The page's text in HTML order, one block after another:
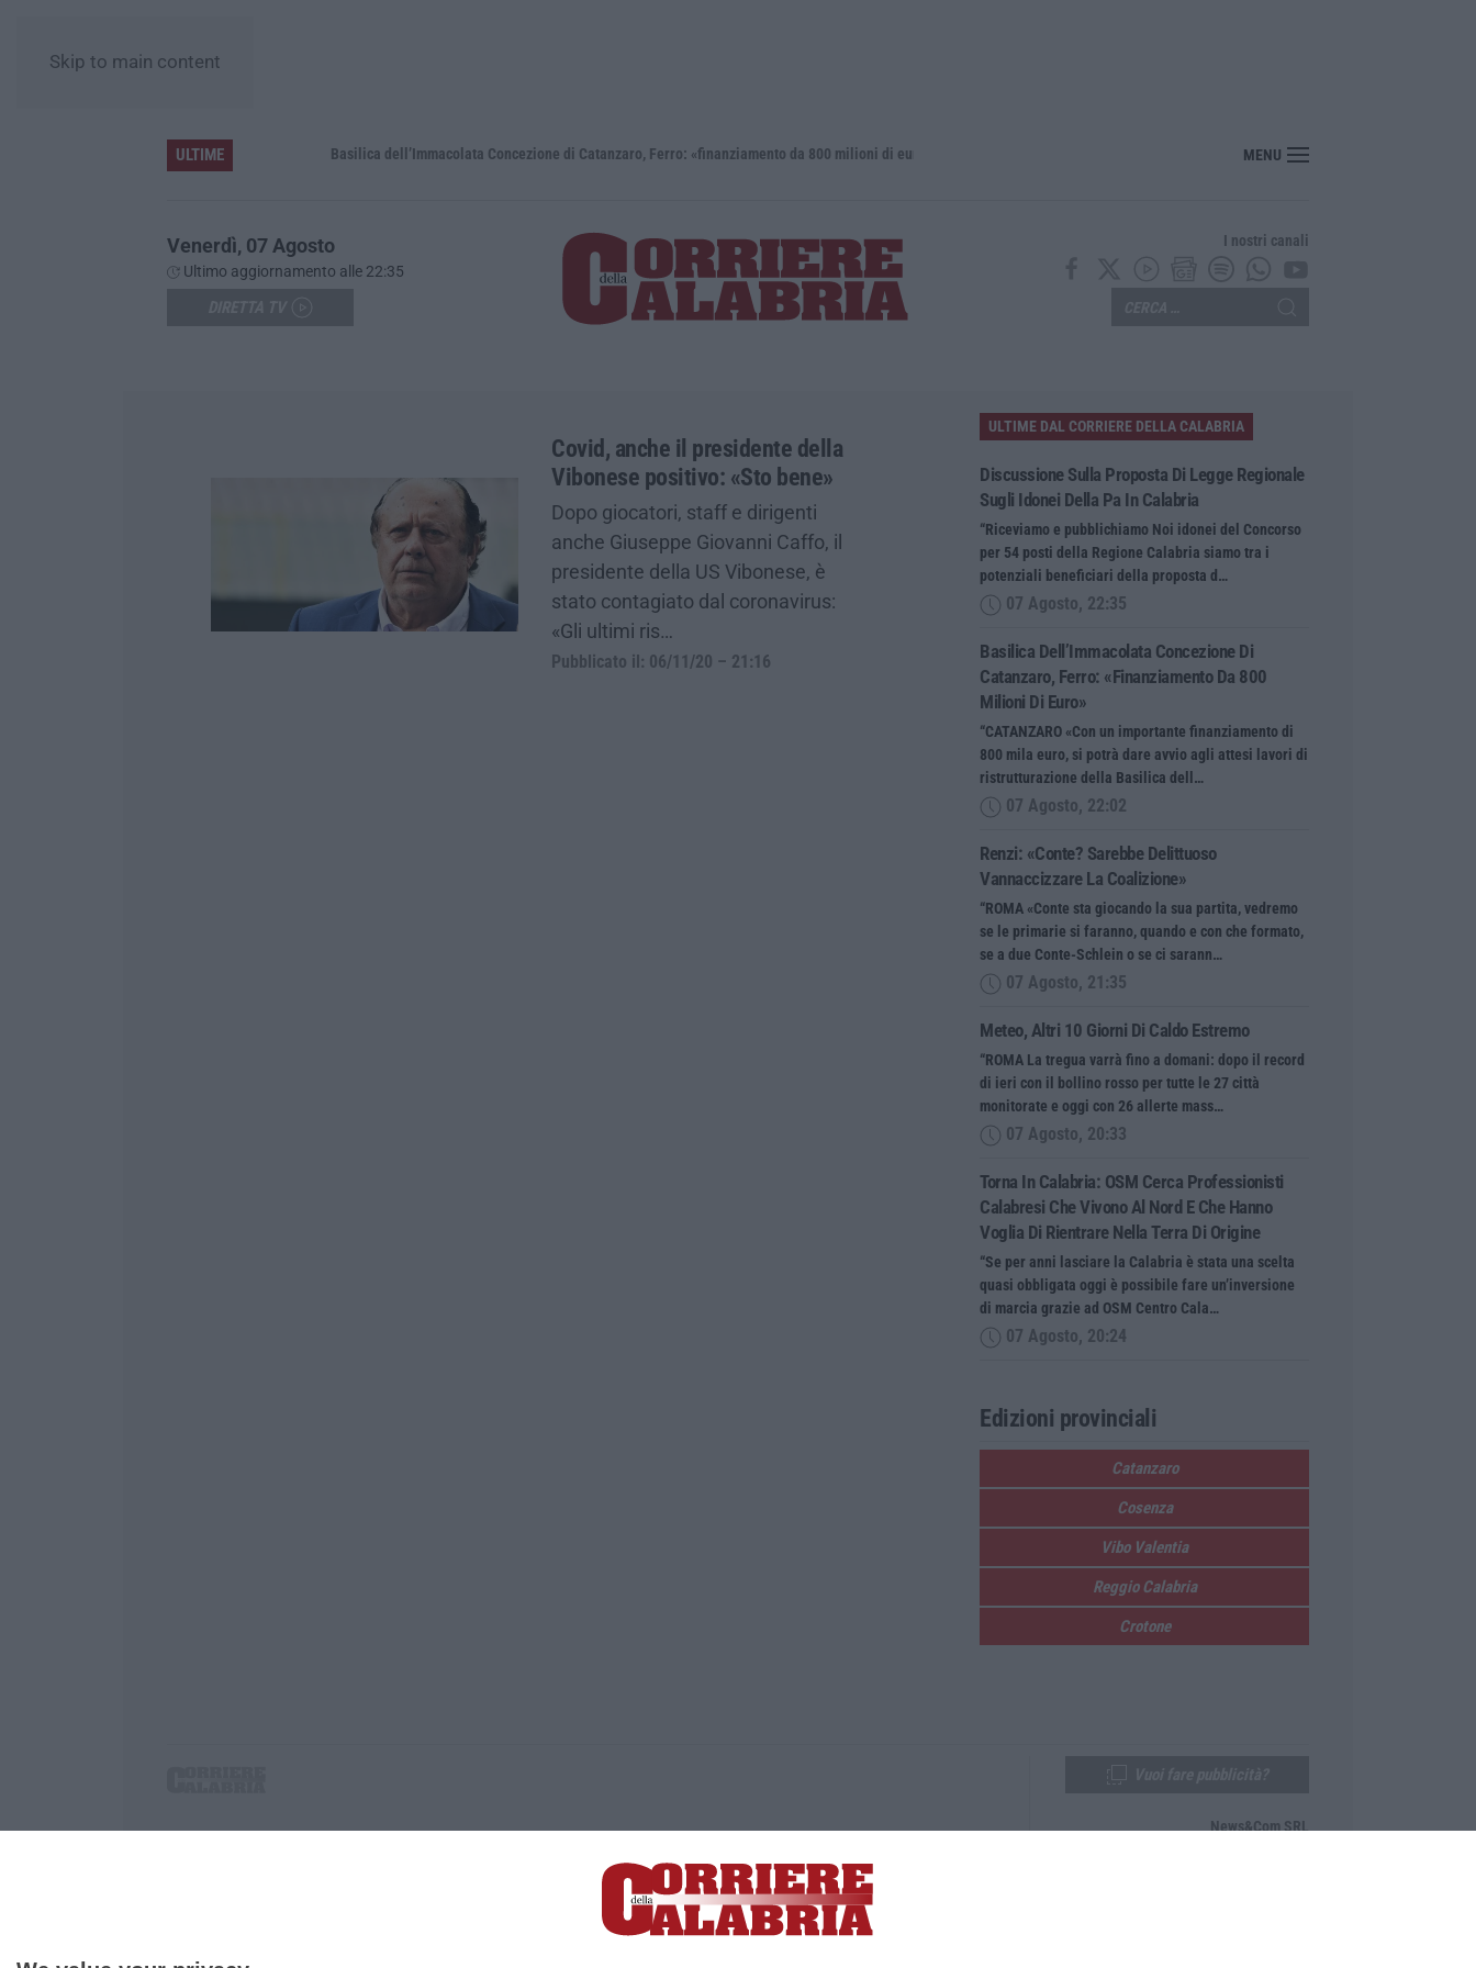
Skip to main content
ULTIME Basilica dell’Immacolata Concezione di Catanzaro, Ferro: «finanziamento da 800 milioni di euro» Renzi: «Conte? Sarebbe delittuoso vannaccizzare la coalizione»
MENU
Venerdì, 07 Agosto
Ultimo aggiornamento alle 22:35
I nostri canali
Covid, anche il presidente della
Vibonese positivo: «Sto bene»
Dopo giocatori, staff e dirigenti
anche Giuseppe Giovanni Caffo, il
presidente della US Vibonese, è
stato contagiato dal coronavirus:
«Gli ultimi ris…
Pubblicato il: 06/11/20 – 21:16
ULTIME DAL CORRIERE DELLA CALABRIA
Discussione Sulla Proposta Di Legge Regionale
Sugli Idonei Della Pa In Calabria
“Riceviamo e pubblichiamo Noi idonei del Concorso
per 54 posti della Regione Calabria siamo tra i
potenziali beneficiari della proposta d…
07 Agosto, 22:35
Basilica Dell’Immacolata Concezione Di
Catanzaro, Ferro: «finanziamento Da 800
Milioni Di Euro»
“CATANZARO «Con un importante finanziamento di
800 mila euro, si potrà dare avvio agli attesi lavori di
ristrutturazione della Basilica dell…
07 Agosto, 22:02
Renzi: «Conte? Sarebbe Delittuoso
Vannaccizzare La Coalizione»
“ROMA «Conte sta giocando la sua partita, vedremo
se le primarie si faranno, quando e con che formato,
se a due Conte-Schlein o se ci sarann…
07 Agosto, 21:35
Meteo, Altri 10 Giorni Di Caldo Estremo
“ROMA La tregua varrà fino a domani: dopo il record
di ieri con il bollino rosso per tutte le 27 città
monitorate e oggi con 26 allerte mass…
07 Agosto, 20:33
Torna In Calabria: OSM Cerca Professionisti
Calabresi Che Vivono Al Nord E Che Hanno
Voglia Di Rientrare Nella Terra Di Origine
“Se per anni lasciare la Calabria è stata una scelta
quasi obbligata oggi è possibile fare un’inversione
di marcia grazie ad OSM Centro Cala…
07 Agosto, 20:24
Edizioni provinciali
Catanzaro
Cosenza
Vibo Valentia
Reggio Calabria
Crotone
P.IVA. 03199620794, Via del mare 6/G, S.Eufemia, Lamezia Terme (CZ)
Iscrizione tribunale di Lamezia Terme 5/2011 - Direttore responsabile Paola Militano |Privacy
News&Com SRL